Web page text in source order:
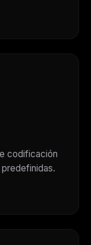
codificación